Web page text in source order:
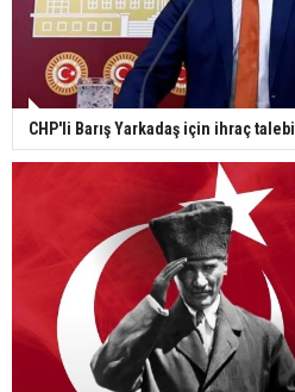
CHP'li Barış Yarkadaş için ihraç talebi